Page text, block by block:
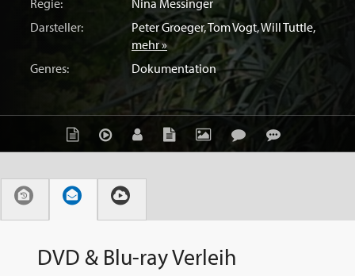
Darsteller:
Peter Groeger,Tom Vogt,Will Tuttle,
mehr »
Genres:
Dokumentation
DVD & Blu-ray Verleih